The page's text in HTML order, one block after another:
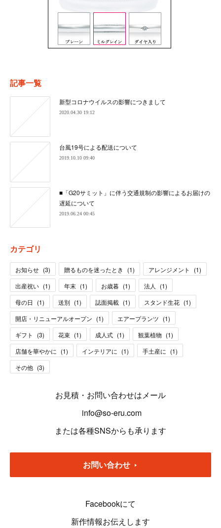
記事一覧
新型コロナウイルスの影響につきまして
2020.04.30 19:12
台風19号による配送について
2019.10.10 09:40
■「G20サミット」に伴う交通規制の影響によるお届けの
遅延について
2019.06.24 00:45
カテゴリ
お知らせ (3) 贈るものを迷ったとき (1) アレンジメント (1)
出産祝い (1) 年末 (1) お歳暮 (1) 法人 (1)
母の日
(1) 送別 (1) 誌面掲載 (1) スタンド生花 (1)
開店・リニューアルオープン (1) エアープランツ (1)
ギフト
(3) 花束 (1) 成人式 (1) 観葉植物 (1)
店舗を華やかに (1) インテリアに (1) 手土産に (1)
その他 (3)
お見積・お問い合わせはメール
info@so-eru.com
または各種SNSからも承ります
お問い合わせ
Facebookにて
新作情報お伝えします